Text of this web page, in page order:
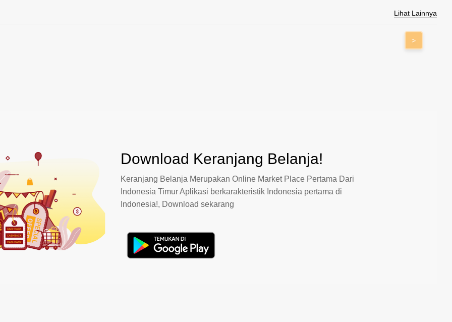
Lihat Lainnya
>
Download Keranjang Belanja!
Keranjang Belanja Merupakan Online Market Place Pertama Dari
Indonesia Timur Aplikasi berkarakteristik Indonesia pertama di
Indonesia!, Download sekarang